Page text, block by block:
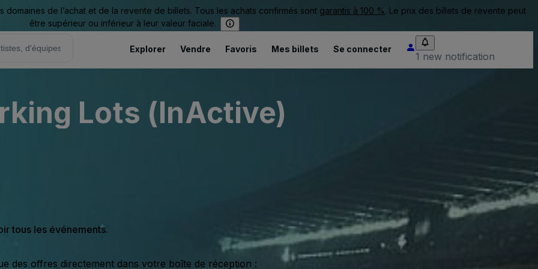
de l’achat et de la revente de billets. Tous les achats confirmés sont garantis à 100 %. Le prix des billets de revente peut
être supérieur ou inférieur à leur valeur faciale.
Explorer Vendre Favoris Mes billets Se connecter
1 new notification
Lots (InActive)
tous les événements.
des offres directement dans votre boîte de réception :